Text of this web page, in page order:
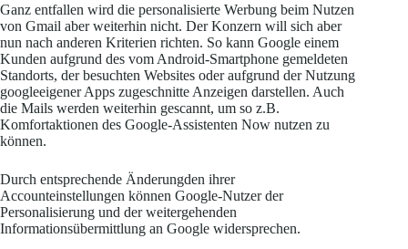
Ganz entfallen wird die personalisierte Werbung beim Nutzen
von Gmail aber weiterhin nicht. Der Konzern will sich aber
nun nach anderen Kriterien richten. So kann Google einem
Kunden aufgrund des vom Android-Smartphone gemeldeten
Standorts, der besuchten Websites oder aufgrund der Nutzung
googleeigener Apps zugeschnitte Anzeigen darstellen. Auch
die Mails werden weiterhin gescannt, um so z.B.
Komfortaktionen des Google-Assistenten Now nutzen zu
können.
Durch entsprechende Änderungden ihrer
Accounteinstellungen können Google-Nutzer der
Personalisierung und der weitergehenden
Informationsübermittlung an Google widersprechen.